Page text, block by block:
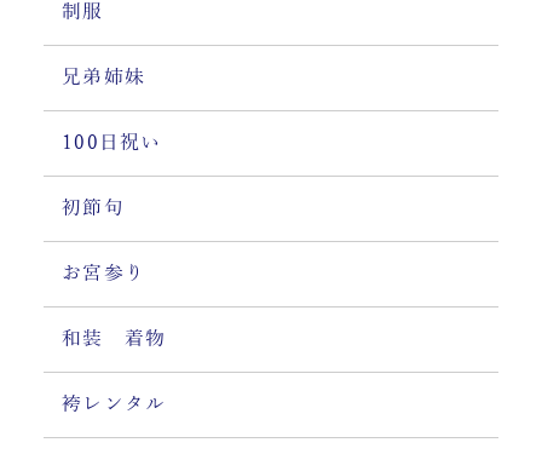
制服
兄弟姉妹
100日祝い
初節句
お宮参り
和装 着物
袴レンタル